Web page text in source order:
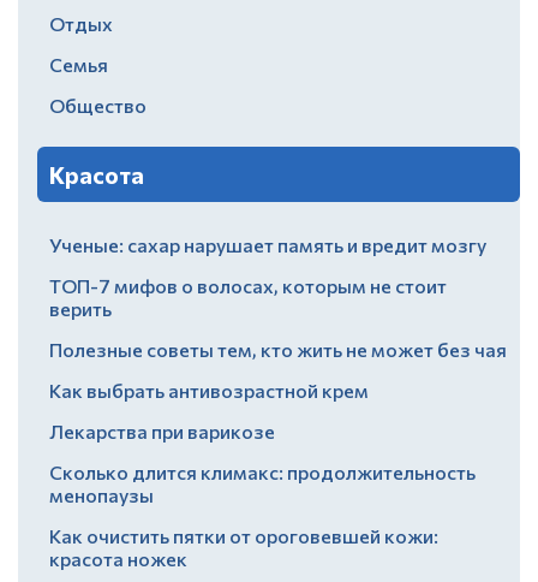
Отдых
Семья
Общество
Красота
Ученые: сахар нарушает память и вредит мозгу
ТОП-7 мифов о волосах, которым не стоит
верить
Полезные советы тем, кто жить не может без чая
Как выбрать антивозрастной крем
Лекарства при варикозе
Сколько длится климакс: продолжительность
менопаузы
Как очистить пятки от ороговевшей кожи:
красота ножек